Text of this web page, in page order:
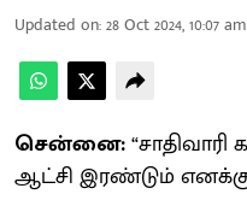
Updated on:28 Oct 2024, 10:07 am
சென்னை:
ஆட்சி இரண்டும் எனக்குப்